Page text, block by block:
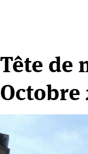
Tête de
Octobre